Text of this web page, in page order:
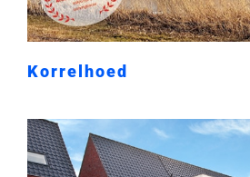
Korrelhoed